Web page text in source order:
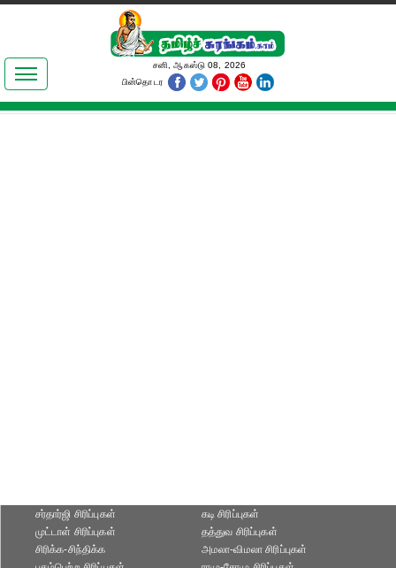
இலக்கியங்கள்
தமிழ் உலகம்
சனி, ஆகஸ்டு 08, 2026
பின்தொடர
சர்தார்ஜி சிரிப்புகள்
முட்டாள் சிரிப்புகள்
கடி சிரிப்புகள்
தத்துவ சிரிப்புகள்
சிரிக்க-சிந்திக்க
அமலா-விமலா சிரிப்புகள்